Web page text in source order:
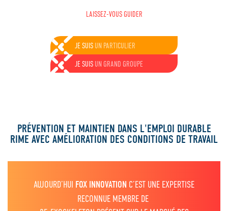
LAISSEZ-VOUS GUIDER
JE SUIS UN ARTISAN
JE SUIS UNE ENTREPRISE
PRÉVENTION ET MAINTIEN DANS L'EMPLOI DURABLE
RIME AVEC AMÉLIORATION DES CONDITIONS DE TRAVAIL
AUJOURD’HUI FOX INNOVATION C’EST UNE EXPERTISE
RECONNUE MEMBRE DE